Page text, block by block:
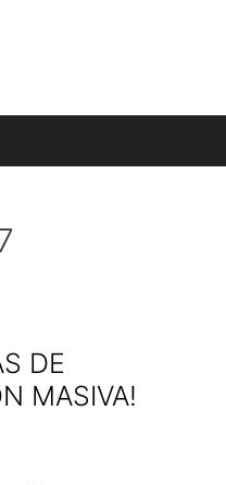
DE
MASIVA!